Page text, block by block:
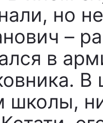
но
–
в
школы,